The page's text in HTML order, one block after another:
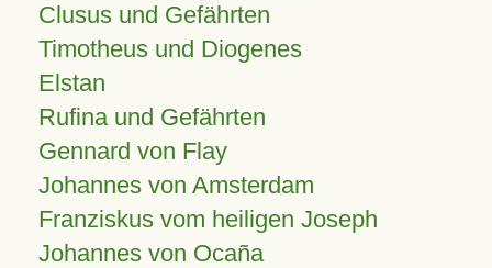
Clusus und Gefährten
Timotheus und Diogenes
Elstan
Rufina und Gefährten
Gennard von Flay
Johannes von Amsterdam
Franziskus vom heiligen Joseph
Johannes von Ocaña